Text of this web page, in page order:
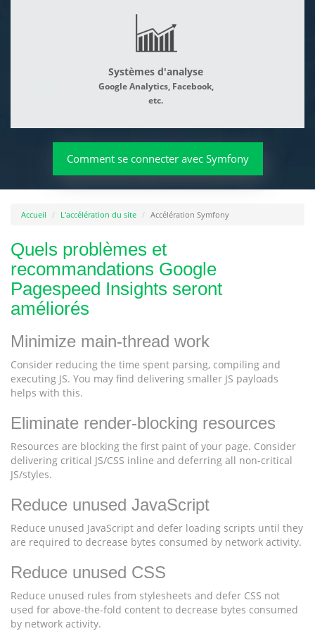
Systèmes d'analyse
Google Analytics, Facebook,
etc.
Comment se connecter avec Symfony
Accueil L'accélération du site Accélération Symfony
Quels problèmes et
recommandations Google
Pagespeed Insights seront
améliorés
Minimize main-thread work
Consider reducing the time spent parsing, compiling and
executing JS. You may find delivering smaller JS payloads
helps with this.
Eliminate render-blocking resources
Resources are blocking the first paint of your page. Consider
delivering critical JS/CSS inline and deferring all non-critical
JS/styles.
Reduce unused JavaScript
Reduce unused JavaScript and defer loading scripts until they
are required to decrease bytes consumed by network activity.
Reduce unused CSS
Reduce unused rules from stylesheets and defer CSS not
used for above-the-fold content to decrease bytes consumed
by network activity.